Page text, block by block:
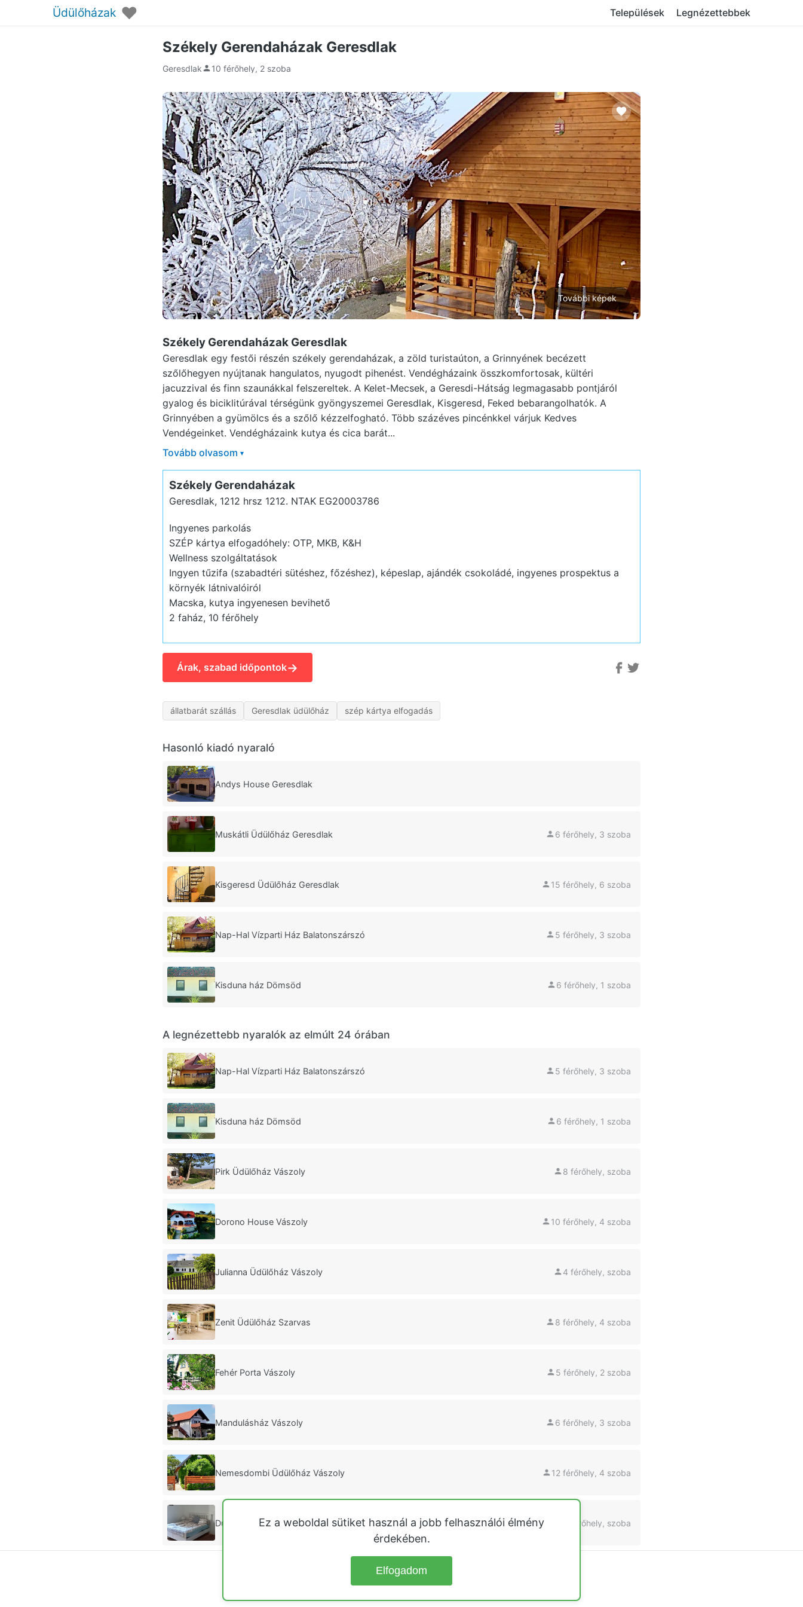
Üdülőházak ♥ Települések Legnézettebbek
Székely Gerendaházak Geresdlak
Geresdlak 10 férőhely, 2 szoba
További képek
Székely Gerendaházak Geresdlak
Geresdlak egy festői részén székely gerendaházak, a zöld turistaúton, a Grinnyének becézett
szőlőhegyen nyújtanak hangulatos, nyugodt pihenést. Vendégházaink összkomfortosak, kültéri
jacuzzival és finn szaunákkal felszereltek. A Kelet-Mecsek, a Geresdi-Hátság legmagasabb pontjáról
gyalog és biciklitúrával térségünk gyöngyszemei Geresdlak, Kisgeresd, Feked bebarangolhatók. A
Grinnyében a gyümölcs és a szőlő kézzelfogható. Több százéves pincénkkel várjuk Kedves
Vendégeinket. Vendégházaink kutya és cica barát...
Tovább olvasom ▾
Székely Gerendaházak
Geresdlak, 1212 hrsz 1212. NTAK EG20003786
Ingyenes parkolás
SZÉP kártya elfogadóhely: OTP, MKB, K&H
Wellness szolgáltatások
Ingyen tűzifa (szabadtéri sütéshez, főzéshez), képeslap, ajándék csokoládé, ingyenes prospektus a
környék látnivalóiról
Macska, kutya ingyenesen bevihető
2 faház, 10 férőhely
Árak, szabad időpontok→
állatbarát szállás Geresdlak üdülőház szép kártya elfogadás
Hasonló kiadó nyaraló
Andys House Geresdlak
Muskátli Üdülőház Geresdlak 6 férőhely, 3 szoba
Kisgeresd Üdülőház Geresdlak 15 férőhely, 6 szoba
Nap-Hal Vízparti Ház Balatonszárszó 5 férőhely, 3 szoba
Kisduna ház Dömsöd 6 férőhely, 1 szoba
A legnézettebb nyaralók az elmúlt 24 órában
Nap-Hal Vízparti Ház Balatonszárszó 5 férőhely, 3 szoba
Kisduna ház Dömsöd 6 férőhely, 1 szoba
Pirk Üdülőház Vászoly 8 férőhely, szoba
Dorono House Vászoly 10 férőhely, 4 szoba
Julianna Üdülőház Vászoly 4 férőhely, szoba
Zenit Üdülőház Szarvas 8 férőhely, 4 szoba
Fehér Porta Vászoly 5 férőhely, 2 szoba
Mandulásház Vászoly 6 férőhely, 3 szoba
Nemesdombi Üdülőház Vászoly 12 férőhely, 4 szoba
Duba Ház Tapolca 6 férőhely, szoba
Ez a weboldal sütiket használ a jobb felhasználói élmény
érdekében.
Elfogadom